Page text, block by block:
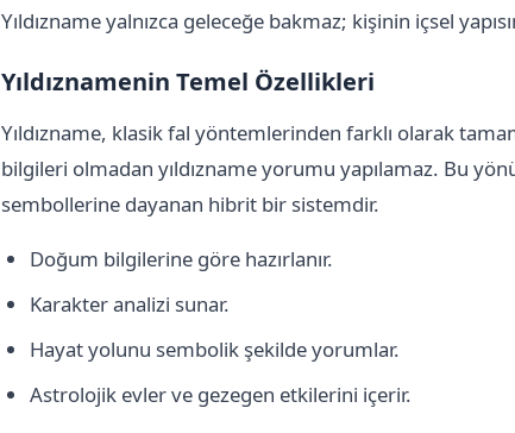
Yıldızname yalnızca geleceğe bakmaz; kişinin içsel
Yıldıznamenin Temel Özellikleri
Yıldızname, klasik fal yöntemlerinden farklı olarak
bilgileri olmadan yıldızname yorumu yapılamaz. Bu
sembollerine dayanan hibrit bir sistemdir.
Doğum bilgilerine göre hazırlanır.
Karakter analizi sunar.
Hayat yolunu sembolik şekilde yorumlar.
Astrolojik evler ve gezegen etkilerini içerir.